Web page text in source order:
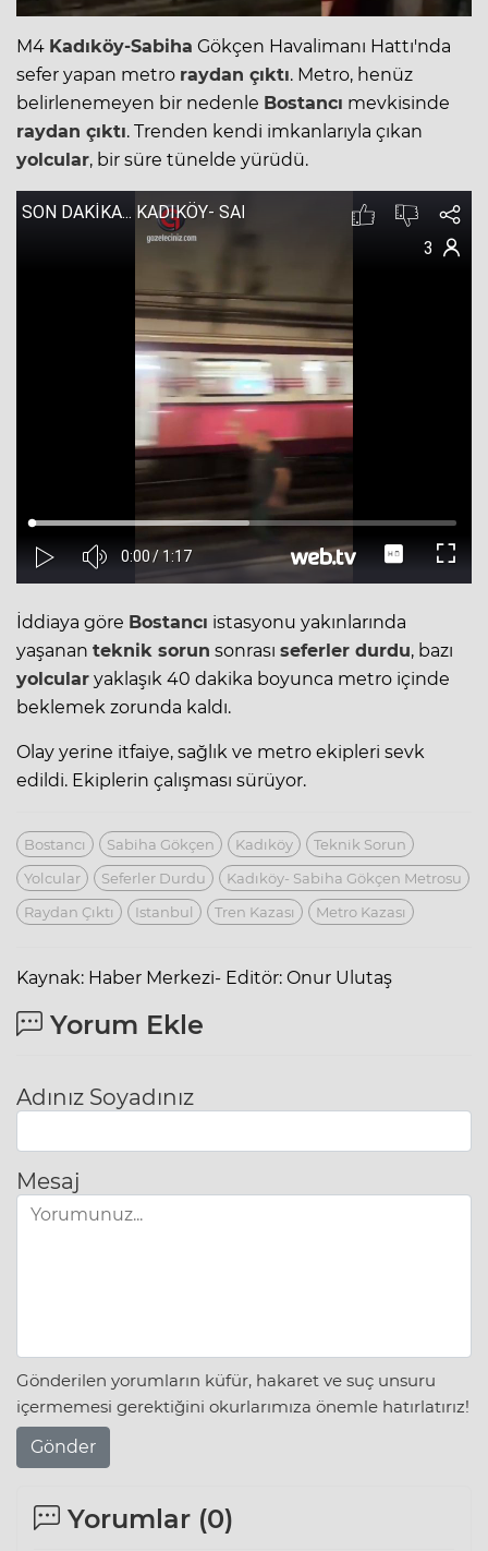
M4 Kadıköy-Sabiha Gökçen Havalimanı Hattı'nda
sefer yapan metro raydan çıktı. Metro, henüz
belirlenemeyen bir nedenle Bostancı mevkisinde
raydan çıktı. Trenden kendi imkanlarıyla çıkan
yolcular, bir süre tünelde yürüdü.
İddiaya göre Bostancı istasyonu yakınlarında
yaşanan teknik sorun sonrası seferler durdu, bazı
yolcular yaklaşık 40 dakika boyunca metro içinde
beklemek zorunda kaldı.
Olay yerine itfaiye, sağlık ve metro ekipleri sevk
edildi. Ekiplerin çalışması sürüyor.
Bostancı Sabiha Gökçen Kadıköy
Teknik Sorun
Yolcular
Seferler Durdu
Kadıköy- Sabiha Gökçen Metrosu
Raydan Çıktı
Istanbul Tren Kazası Metro Kazası
Kaynak: Haber Merkezi- Editör: Onur Ulutaş
Yorum Ekle
Adınız Soyadınız
Mesaj
Gönderilen yorumların küfür, hakaret ve suç unsuru
içermemesi gerektiğini okurlarımıza önemle hatırlatırız!
Gönder
Yorumlar (0)